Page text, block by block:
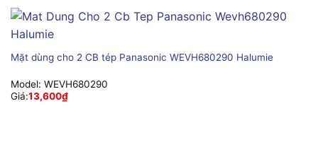
Mặt dùng cho 2 CB tép Panasonic WEVH680290 Halumie
Model: WEVH680290
Giá:13,600₫